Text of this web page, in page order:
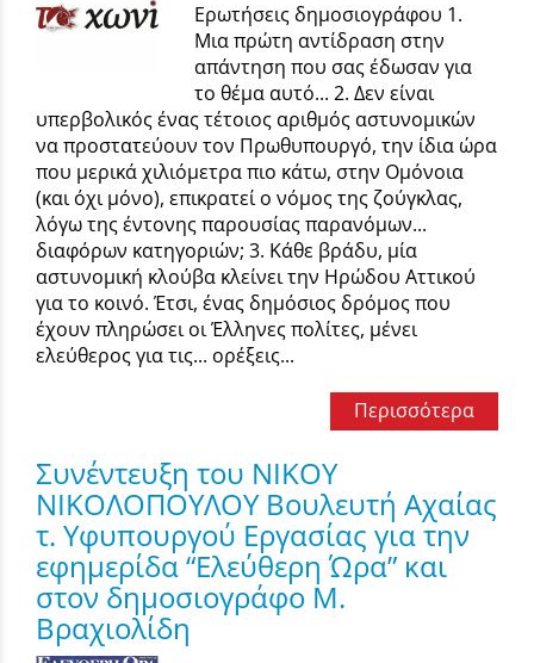
Ερωτήσεις δημοσιογράφου 1.
Μια πρώτη αντίδραση στην
απάντηση που σας έδωσαν για
το θέμα αυτό... 2. Δεν είναι
υπερβολικός ένας τέτοιος αριθμός αστυνομικών
να προστατεύουν τον Πρωθυπουργό, την ίδια ώρα
που μερικά χιλιόμετρα πιο κάτω, στην Ομόνοια
(και όχι μόνο), επικρατεί ο νόμος της ζούγκλας,
λόγω της έντονης παρουσίας παρανόμων...
διαφόρων κατηγοριών; 3. Κάθε βράδυ, μία
αστυνομική κλούβα κλείνει την Ηρώδου Αττικού
για το κοινό. Έτσι, ένας δημόσιος δρόμος που
έχουν πληρώσει οι Έλληνες πολίτες, μένει
ελεύθερος για τις... ορέξεις...
Περισσότερα
Συνέντευξη του ΝΙΚΟΥ
ΝΙΚΟΛΟΠΟΥΛΟΥ Βουλευτή Αχαίας
τ. Υφυπουργού Εργασίας για την
εφημερίδα “Ελεύθερη Ώρα” και
στον δημοσιογράφο Μ.
Βραχιολίδη